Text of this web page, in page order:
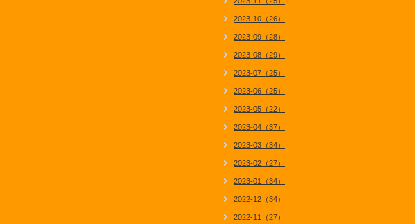
2023-10（26）
2023-09（28）
2023-08（29）
2023-07（25）
2023-06（25）
2023-05（22）
2023-04（37）
2023-03（34）
2023-02（27）
2023-01（34）
2022-12（34）
2022-11（27）